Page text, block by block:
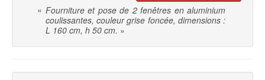
« Fourniture et pose de 2 fenêtres en aluminium
coulissantes, couleur grise foncée, dimensions :
L 160 cm, h 50 cm. »